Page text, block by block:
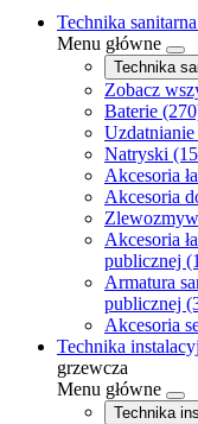
Technika sanitarna
Menu główne
Technika
Zobacz
Baterie
Natryski
Akcesoria
Akcesoria
Akcesoria
publicznej
Armatura
publicznej
Akcesoria
Technika
grzewcza
Menu główne
Technika